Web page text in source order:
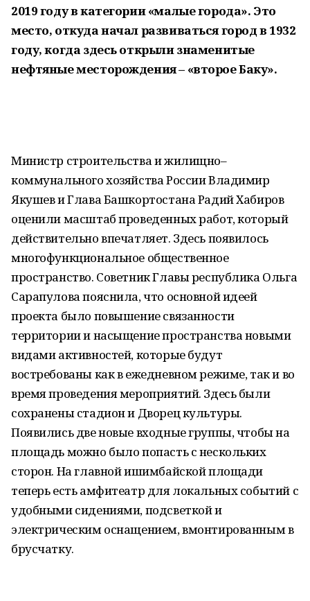
2019 году в категории «малые города». Это
место, откуда начал развиваться город в 1932
году, когда здесь открыли знаменитые
нефтяные месторождения – «второе Баку».
Министр строительства и жилищно–
коммунального хозяйства России Владимир
Якушев и Глава Башкортостана Радий Хабиров
оценили масштаб проведенных работ, который
действительно впечатляет. Здесь появилось
многофункциональное общественное
пространство. Советник Главы республика Ольга
Сарапулова пояснила, что основной идеей
проекта было повышение связанности
территории и насыщение пространства новыми
видами активностей, которые будут
востребованы как в ежедневном режиме, так и во
время проведения мероприятий. Здесь были
сохранены стадион и Дворец культуры.
Появились две новые входные группы, чтобы на
площадь можно было попасть с нескольких
сторон. На главной ишимбайской площади
теперь есть амфитеатр для локальных событий с
удобными сидениями, подсветкой и
электрическим оснащением, вмонтированным в
брусчатку.